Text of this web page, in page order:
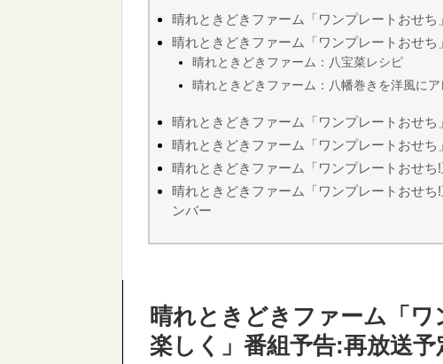
晴れときどきファーム「ワンプレートおせ
晴れときどきファーム「ワンプレートおせち
晴れときどきファーム：八宝菜レシピ
晴れときどきファーム：八幡巻きを洋風に
晴れときどきファーム「ワンプレートおせ
晴れときどきファーム「ワンプレートおせ
晴れときどきファーム「ワンプレートおせち
晴れときどきファーム「ワンプレートおせ
ンバー
晴れときどきファーム「
楽しく」番組予告:再放送予